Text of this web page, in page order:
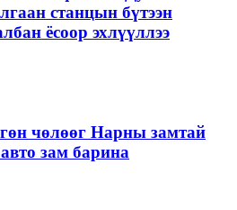
станцын бүтээн
ёсоор эхлүүллээ
чөлөөг Нарны замтай
зам барина